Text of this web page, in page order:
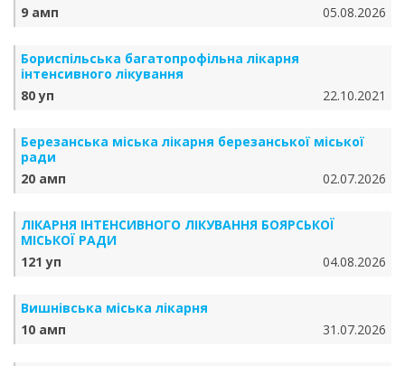
9 амп
05.08.2026
Бориспільська багатопрофільна лікарня
інтенсивного лікування
80 уп
22.10.2021
Березанська міська лікарня березанської міської
ради
20 амп
02.07.2026
ЛІКАРНЯ ІНТЕНСИВНОГО ЛІКУВАННЯ БОЯРСЬКОЇ
МІСЬКОЇ РАДИ
121 уп
04.08.2026
Вишнівська міська лікарня
10 амп
31.07.2026